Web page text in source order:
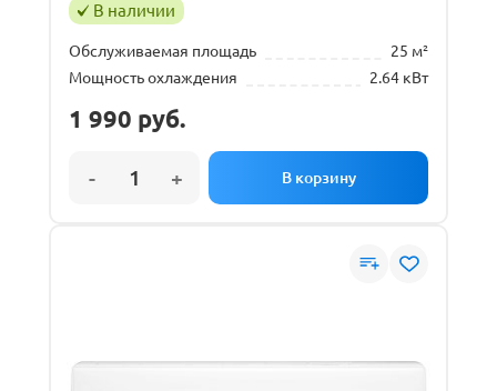
В наличии
Обслуживаемая площадь
25 м²
Мощность охлаждения
2.64 кВт
1 990 руб.